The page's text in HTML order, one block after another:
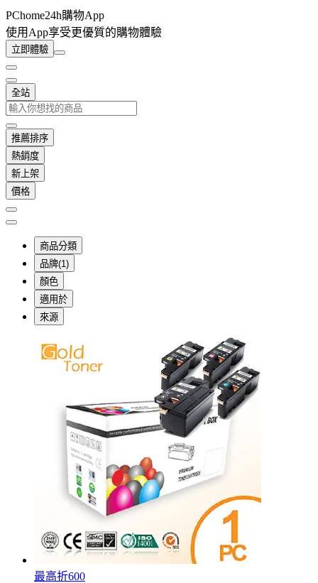
PChome24h購物App
使用App享受更優質的購物體驗
立即體驗
全站
推薦排序
熱銷度
新上架
價格
商品分類
品牌(1)
顏色
適用於
來源
最高折600